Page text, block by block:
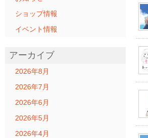
ショップ情報
イベント情報
アーカイブ
2026年8月
2026年7月
2026年6月
2026年5月
2026年4月